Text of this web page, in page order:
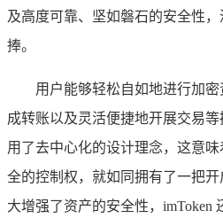
及高度可靠、坚如磐石的安全性
捧。
用户能够轻松自如地进行加
成转账以及灵活便捷地开展交易
用了去中心化的设计理念，这意
全的控制权，就如同拥有了一把
大增强了资产的安全性，imToken